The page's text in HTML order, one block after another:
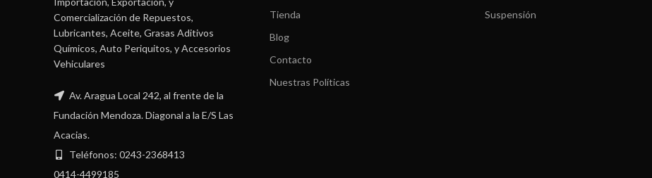
Comercialización de Repuestos,
Lubricantes, Aceite, Grasas Aditivos
Químicos, Auto Periquitos, y Accesorios
Vehiculares
Av. Aragua Local 242, al frente de la
Fundación Mendoza. Diagonal a la E/S Las
Acacias.
Teléfonos: 0243-2368413
0414-4499185
Tienda
Blog
Contacto
Nuestras Políticas
Suspensión